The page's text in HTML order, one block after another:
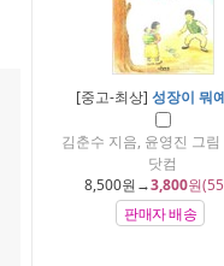
[중고-최상] 성장이 뭐
김춘수 지음, 윤영진 그
닷컴
8,500원→3,800원
판매자 배송